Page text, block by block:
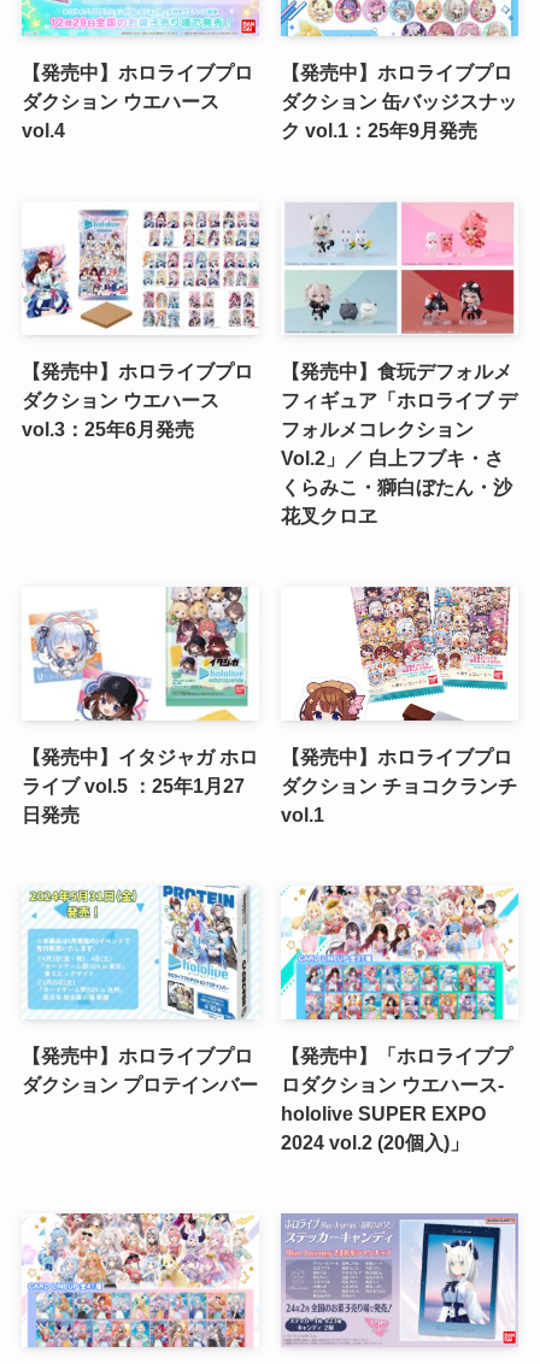
【発売中】ホロライブプロ
ダクション ウエハース
vol.4
【発売中】ホロライブプロ
ダクション 缶バッジスナッ
ク vol.1：25年9月発売
【発売中】ホロライブプロ
ダクション ウエハース
vol.3：25年6月発売
【発売中】食玩デフォルメ
フィギュア「ホロライブ デ
フォルメコレクション
Vol.2」／ 白上フブキ・さ
くらみこ・獅白ぼたん・沙
花叉クロヱ
【発売中】イタジャガ ホロ
ライブ vol.5 ：25年1月27
日発売
【発売中】ホロライブプロ
ダクション チョコクランチ
vol.1
【発売中】ホロライブプロ
ダクション プロテインバー
【発売中】「ホロライブプ
ロダクション ウエハース-
hololive SUPER EXPO
2024 vol.2 (20個入)」